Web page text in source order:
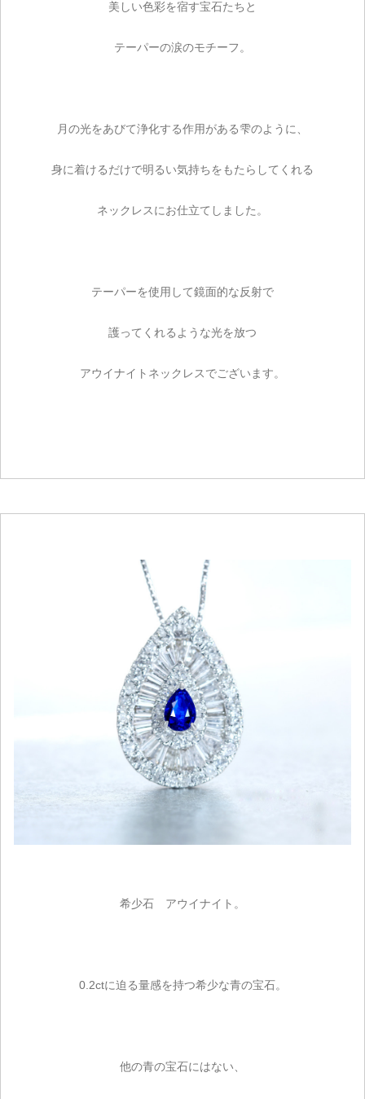
美しい色彩を宿す宝石たちと
テーパーの涙のモチーフ。
月の光をあびて浄化する作用がある雫のように、
身に着けるだけで明るい気持ちをもたらしてくれる
ネックレスにお仕立てしました。
テーパーを使用して鏡面的な反射で
護ってくれるような光を放つ
アウイナイトネックレスでございます。
希少石 アウイナイト。
0.2ctに迫る量感を持つ希少な青の宝石。
他の青の宝石にはない、